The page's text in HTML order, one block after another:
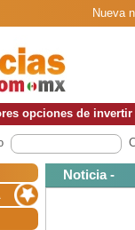
Nueva
opciones de invertir
Noticia -